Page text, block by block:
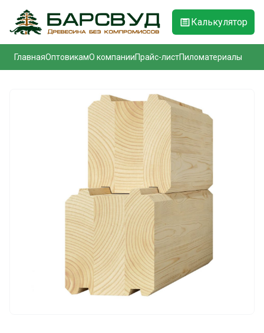
Калькулятор
ГлавнаяОптовикамО компанииПрайс-листПиломатериалы